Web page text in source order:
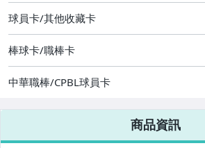
球員卡/其他收藏卡
棒球卡/職棒卡
中華職棒/CPBL球員卡
商品資訊